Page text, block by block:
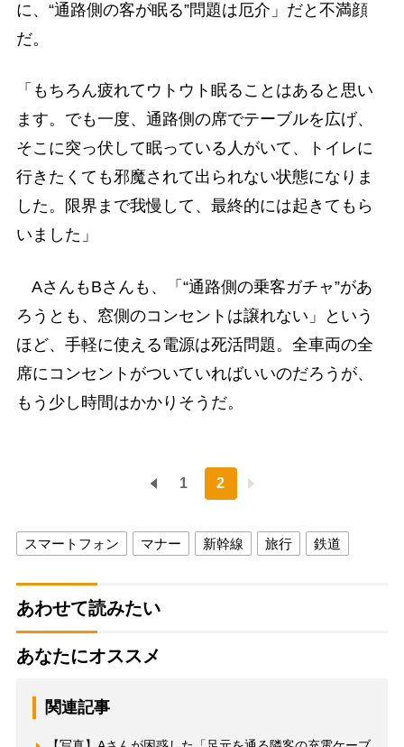
に、“通路側の客が眠る”問題は厄介」だと不満顔
だ。
「もちろん疲れてウトウト眠ることはあると思い
ます。でも一度、通路側の席でテーブルを広げ、
そこに突っ伏して眠っている人がいて、トイレに
行きたくても邪魔されて出られない状態になりま
した。限界まで我慢して、最終的には起きてもら
いました」
AさんもBさんも、「“通路側の乗客ガチャ”があ
ろうとも、窓側のコンセントは譲れない」という
ほど、手軽に使える電源は死活問題。全車両の全
席にコンセントがついていればいいのだろうが、
もう少し時間はかかりそうだ。
1 2
スマートフォン マナー 新幹線 旅行 鉄道
あわせて読みたい
あなたにオススメ
関連記事